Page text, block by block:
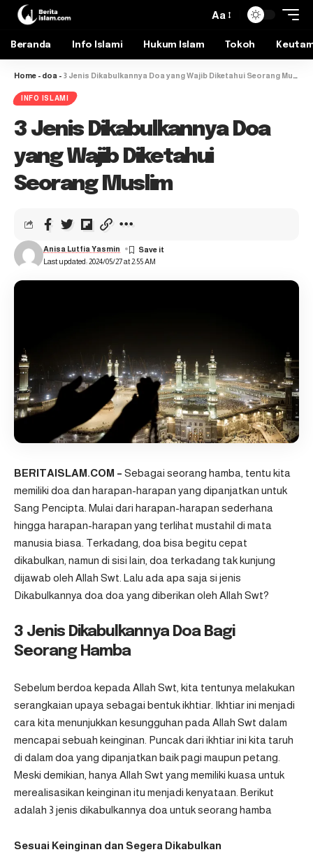
Aa
Beranda Info Islami Hukum Islam Tokoh
Home - doa - 3 Jenis Dikabulkannya Doa yang Wajib Diketahui Seorang Muslim
INFO ISLAMI
3 Jenis Dikabulkannya Doa
yang Wajib Diketahui
Seorang Muslim
Last updated: 2024/05/27 at 2:55 AM
Anisa Lutfia Yasmin
BERITAISLAM.COM – Sebagai seorang hamba, tentu kita
memiliki doa dan harapan-harapan yang dipanjatkan untuk
Sang Pencipta. Mulai dari harapan-harapan sederhana
hingga harapan-harapan yang terlihat mustahil di mata
manusia biasa. Terkadang, doa bisa begitu cepat
dikabulkan, namun di sisi lain, doa terkadang tak kunjung
dijawab oleh Allah Swt. Lalu ada apa saja si jenis
Dikabulkannya doa doa yang diberikan oleh Allah Swt?
3 Jenis Dikabulkannya Doa Bagi
Seorang Hamba
Sebelum berdoa kepada Allah Swt, kita tentunya melakukan
serangkaian upaya sebagai bentuk ikhtiar. Ikhtiar ini menjadi
cara kita menunjukkan kesungguhan pada Allah Swt dalam
mencapai sebuah keinginan. Puncak dari ikhtiar ini kita taruh
di dalam doa yang dipanjatkan baik pagi maupun petang.
Meski demikian, hanya Allah Swt yang memiliki kuasa untuk
merealisasikan keinginan itu menjadi kenyataan. Berikut
adalah 3 jenis dikabulkannya doa untuk seorang hamba
Sesuai Keinginan dan Segera Dikabulkan